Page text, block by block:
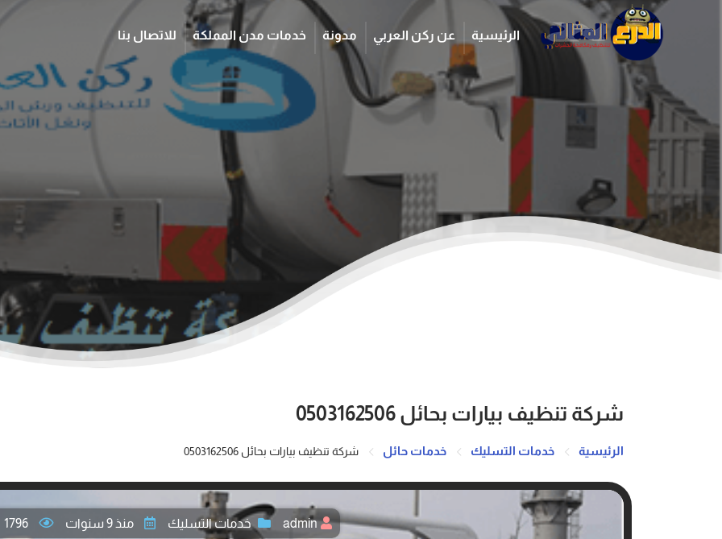
الرئيسية عن ركن العربي مدونة خدمات مدن المملكة للاتصال بنا
شركة تنظيف بيارات بحائل 0503162506
الرئيسية خدمات التسليك خدمات حائل شركة تنظيف بيارات بحائل 0503162506
admin خدمات التسليك منذ 9 سنوات